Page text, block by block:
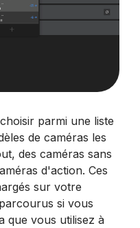
parmi une liste
de caméras les
des caméras sans
d'action. Ces
sur votre
si vous
que vous utilisez à